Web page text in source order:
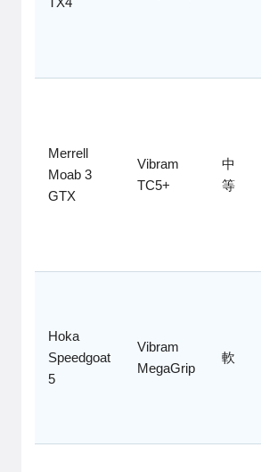
Merrell
Moab 3
GTX
Vibram
TC5+
中
等
Hoka
Speedgoat
5
Vibram
MegaGrip
軟